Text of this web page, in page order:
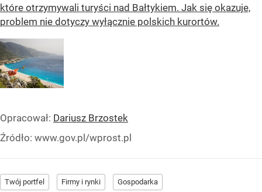
które otrzymywali turyści nad Bałtykiem. Jak się okazuje,
problem nie dotyczy wyłącznie polskich kurortów.
Opracował: Dariusz Brzostek
Źródło: www.gov.pl/wprost.pl
Twój portfel Firmy i rynki Gospodarka